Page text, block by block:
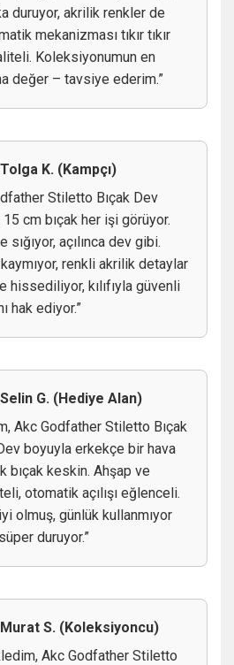
duruyor, akrilik renkler de
mekanizması tıkır tıkır
Koleksiyonumun en
değer – tavsiye ederim.”
K. (Kampçı)
Stiletto Bıçak Dev
cm bıçak her işi görüyor.
sığıyor, açılınca dev gibi.
renkli akrilik detaylar
hissediliyor, kılıfıyla güvenli
hak ediyor.”
G. (Hediye Alan)
Akc Godfather Stiletto Bıçak
boyuyla erkekçe bir hava
bıçak keskin. Ahşap ve
otomatik açılışı eğlenceli.
olmuş, günlük kullanmıyor
duruyor.”
Murat S. (Koleksiyoncu)
Akc Godfather Stiletto